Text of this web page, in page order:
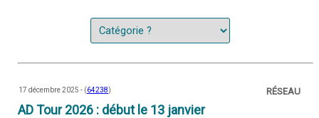
17 décembre 2025 - (64238) RÉSEAU
AD Tour 2026 : début le 13 janvier